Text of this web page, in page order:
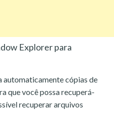
Explorer para
automaticamente cópias de
que você possa recuperá-
recuperar arquivos